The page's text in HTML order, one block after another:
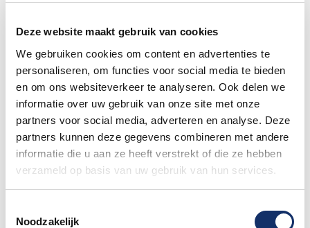
Deze website maakt gebruik van cookies
We gebruiken cookies om content en advertenties te
personaliseren, om functies voor social media te bieden
en om ons websiteverkeer te analyseren. Ook delen we
informatie over uw gebruik van onze site met onze
partners voor social media, adverteren en analyse. Deze
partners kunnen deze gegevens combineren met andere
informatie die u aan ze heeft verstrekt of die ze hebben
verzameld op basis van uw gebruik van hun services.
Noodzakelijk
27 mei 2026
Wat te doen bij verschillende
weersomstandigheden op de route
27 mei 2026
Daginschrijvingen Obvion Limburgs